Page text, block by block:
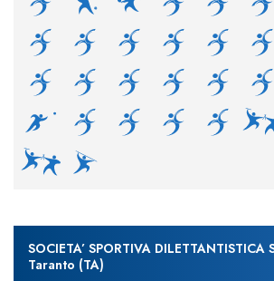
SOCIETA’ SPORTIVA DILETTANTISTICA
Taranto (TA)